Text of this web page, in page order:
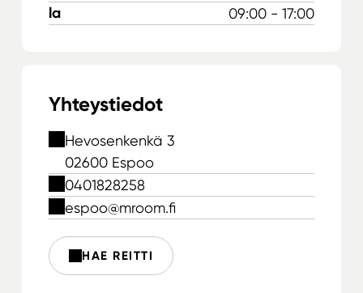
la 09:00 - 17:00
Yhteystiedot
Hevosenkenkä 3
02600 Espoo
0401828258
espoo@mroom.fi
HAE REITTI